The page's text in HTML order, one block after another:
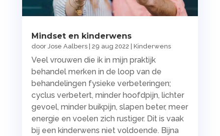
Mindset en kinderwens
door Jose Aalbers| 29 aug 2022 Kinderwens
Veel vrouwen die ik in mijn praktijk
behandel merken in de loop van de
behandelingen fysieke verbeteringen;
cyclus verbetert, minder hoofdpijn, lichter
gevoel, minder buikpijn, slapen beter, meer
energie en voelen zich rustiger. Dit is vaak
bij een kinderwens niet voldoende. Bijna